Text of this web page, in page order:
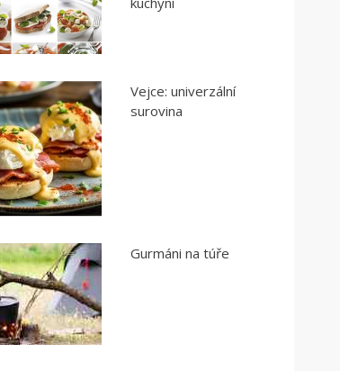
Vejce: univerzální
surovina
Gurmáni na túře